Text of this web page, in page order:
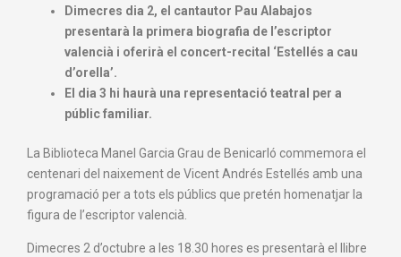
Dimecres dia 2, el cantautor Pau Alabajos
presentarà la primera biografia de l’escriptor
valencià i oferirà el concert-recital ‘Estellés a cau
d’orella’.
El dia 3 hi haurà una representació teatral per a
públic familiar.
La Biblioteca Manel Garcia Grau de Benicarló commemora el
centenari del naixement de Vicent Andrés Estellés amb una
programació per a tots els públics que pretén homenatjar la
figura de l’escriptor valencià.
Dimecres 2 d’octubre a les 18.30 hores es presentarà el llibre